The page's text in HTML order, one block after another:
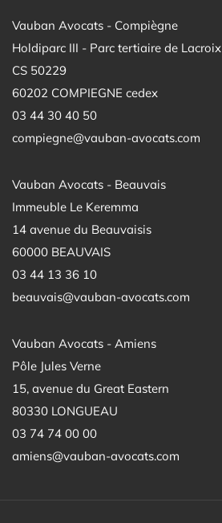
Vauban Avocats - Compiègne
Holdiparc III - Parc tertiaire de Lacroix
CS 50229
60202 COMPIEGNE cedex
03 44 30 40 50
compiegne@vauban-avocats.com
Vauban Avocats - Beauvais
Immeuble Le Keremma
14 avenue du Beauvaisis
60000 BEAUVAIS
03 44 13 36 10
beauvais@vauban-avocats.com
Vauban Avocats - Amiens
Pôle Jules Verne
15, avenue du Great Eastern
80330 LONGUEAU
03 74 74 00 00
amiens@vauban-avocats.com